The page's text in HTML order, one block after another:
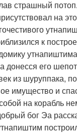
страшный
на
к
донесся его
из шуруппака,
имущество и
на корабль
бог Эа